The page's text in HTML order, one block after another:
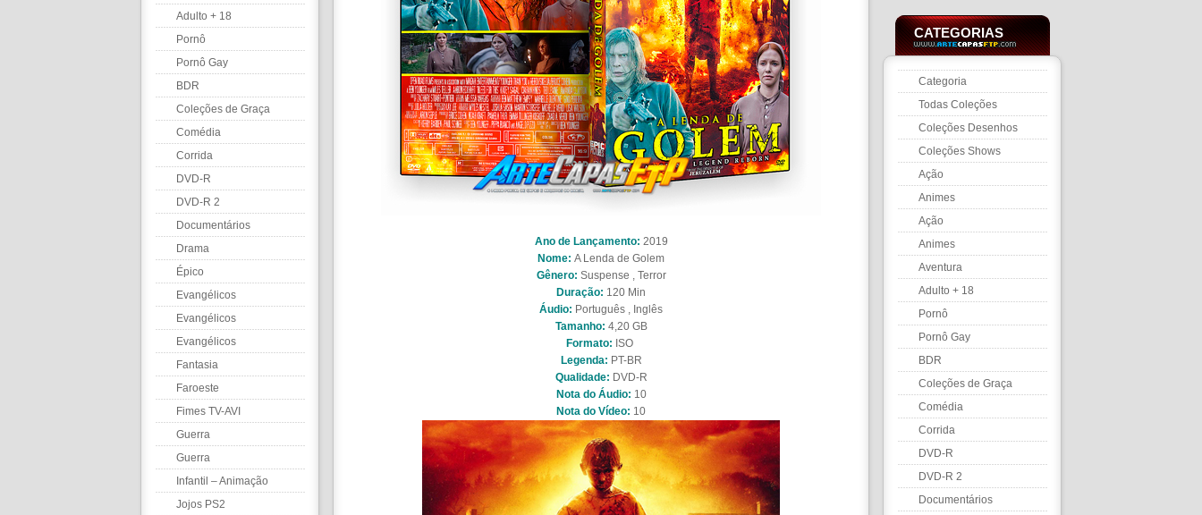
Adulto + 18
Pornô
Pornô Gay
BDR
Coleções de Graça
Comédia
Corrida
DVD-R
DVD-R 2
Documentários
Drama
Épico
Evangélicos
Evangélicos
Evangélicos
Fantasia
Faroeste
Fimes TV-AVI
Guerra
Guerra
Infantil – Animação
Jojos PS2
Ano de Lançamento: 2019
Nome: A Lenda de Golem
Gênero: Suspense , Terror
Duração: 120 Min
Áudio: Português , Inglês
Tamanho: 4,20 GB
Formato: ISO
Legenda: PT-BR
Qualidade: DVD-R
Nota do Áudio: 10
Nota do Vídeo: 10
CATEGORIAS
Categoria
Todas Coleções
Coleções Desenhos
Coleções Shows
Ação
Animes
Ação
Animes
Aventura
Adulto + 18
Pornô
Pornô Gay
BDR
Coleções de Graça
Comédia
Corrida
DVD-R
DVD-R 2
Documentários